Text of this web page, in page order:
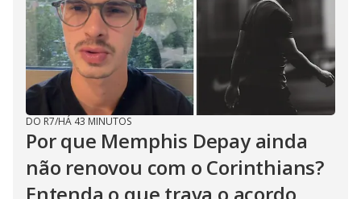
DO R7/HÁ 43 MINUTOS
Por que Memphis Depay ainda
não renovou com o Corinthians?